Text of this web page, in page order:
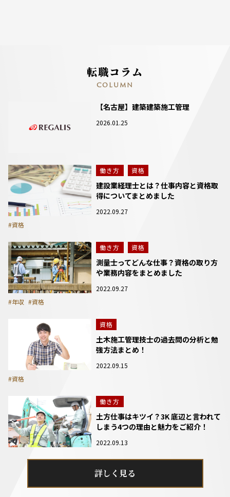
転職コラム
COLUMN
【名古屋】建築建築施工管理
2026.01.25
働き方 資格
建設業経理士とは？仕事内容と資格取
得についてまとめました
2022.09.27
#資格
働き方 資格
測量士ってどんな仕事？資格の取り方
や業務内容をまとめました
2022.09.27
#年収 #資格
資格
土木施工管理技士の過去問の分析と勉
強方法まとめ！
2022.09.15
#資格
働き方
土方仕事はキツイ？3K 底辺と言われて
しまう4つの理由と魅力をご紹介！
2022.09.13
詳しく見る